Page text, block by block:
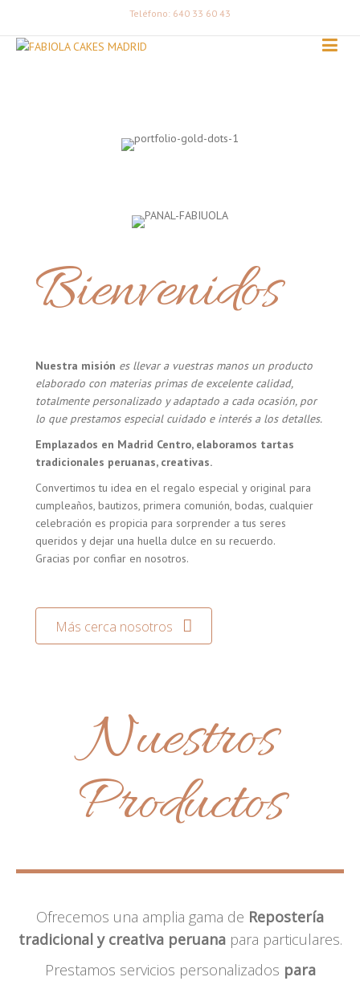
Teléfono: 640 33 60 43
Bienvenidos
Nuestra misión es llevar a vuestras manos un producto
elaborado con materias primas de excelente calidad,
totalmente personalizado y adaptado a cada ocasión, por
lo que prestamos especial cuidado e interés a los detalles.
Emplazados en Madrid Centro, elaboramos tartas
tradicionales peruanas, creativas.
Convertimos tu idea en el regalo especial y original para
cumpleaños, bautizos, primera comunión, bodas, cualquier
celebración es propicia para sorprender a tus seres
queridos y dejar una huella dulce en su recuerdo.
Gracias por confiar en nosotros.
Más cerca nosotros
Nuestros
Productos
Ofrecemos una amplia gama de Repostería
tradicional y creativa peruanapara particulares.
Prestamos servicios personalizados para